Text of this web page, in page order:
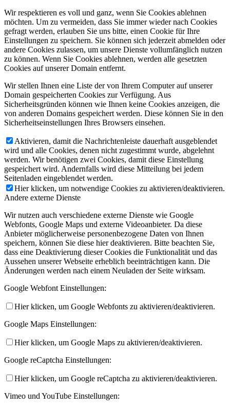
Wir respektieren es voll und ganz, wenn Sie Cookies ablehnen
möchten. Um zu vermeiden, dass Sie immer wieder nach Cookies
gefragt werden, erlauben Sie uns bitte, einen Cookie für Ihre
Einstellungen zu speichern. Sie können sich jederzeit abmelden oder
andere Cookies zulassen, um unsere Dienste vollumfänglich nutzen
zu können. Wenn Sie Cookies ablehnen, werden alle gesetzten
Cookies auf unserer Domain entfernt.
Wir stellen Ihnen eine Liste der von Ihrem Computer auf unserer
Domain gespeicherten Cookies zur Verfügung. Aus
Sicherheitsgründen können wie Ihnen keine Cookies anzeigen, die
von anderen Domains gespeichert werden. Diese können Sie in den
Sicherheitseinstellungen Ihres Browsers einsehen.
Aktivieren, damit die Nachrichtenleiste dauerhaft ausgeblendet
wird und alle Cookies, denen nicht zugestimmt wurde, abgelehnt
werden. Wir benötigen zwei Cookies, damit diese Einstellung
gespeichert wird. Andernfalls wird diese Mitteilung bei jedem
Seitenladen eingeblendet werden.
Hier klicken, um notwendige Cookies zu aktivieren/deaktivieren.
Andere externe Dienste
Wir nutzen auch verschiedene externe Dienste wie Google
Webfonts, Google Maps und externe Videoanbieter. Da diese
Anbieter möglicherweise personenbezogene Daten von Ihnen
speichern, können Sie diese hier deaktivieren. Bitte beachten Sie,
dass eine Deaktivierung dieser Cookies die Funktionalität und das
Aussehen unserer Webseite erheblich beeinträchtigen kann. Die
Änderungen werden nach einem Neuladen der Seite wirksam.
Google Webfont Einstellungen:
Hier klicken, um Google Webfonts zu aktivieren/deaktivieren.
Google Maps Einstellungen:
Hier klicken, um Google Maps zu aktivieren/deaktivieren.
Google reCaptcha Einstellungen:
Hier klicken, um Google reCaptcha zu aktivieren/deaktivieren.
Vimeo und YouTube Einstellungen: